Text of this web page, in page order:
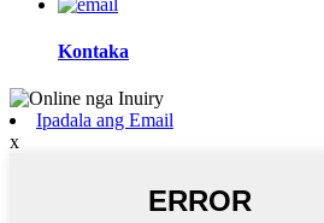
Kontaka
Ipadala ang Email
x